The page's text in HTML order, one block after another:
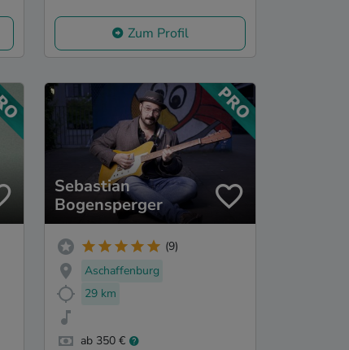
Zum Profil
Sebastian
Bogensperger
(9)
Aschaffenburg
29 km
ab 350 €